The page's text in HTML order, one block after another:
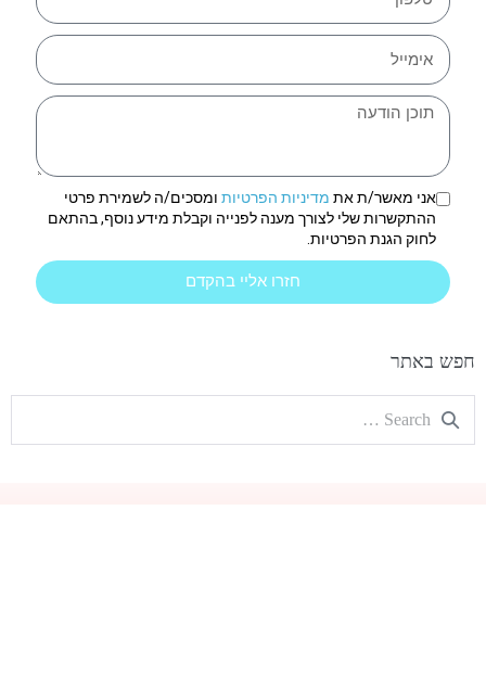
אני מאשר/ת אתמדיניות הפרטיותומסכים/ה לשמירת פרטי
ההתקשרות שלי לצורך מענה לפנייה וקבלת מידע נוסף, בהתאם
לחוק הגנת הפרטיות.
חזרו אליי בהקדם
חפש באתר